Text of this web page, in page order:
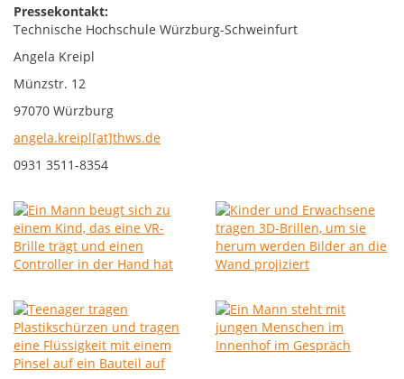
Pressekontakt:
Technische Hochschule Würzburg-Schweinfurt
Angela Kreipl
Münzstr. 12
97070 Würzburg
angela.kreipl[at]thws.de
0931 3511-8354